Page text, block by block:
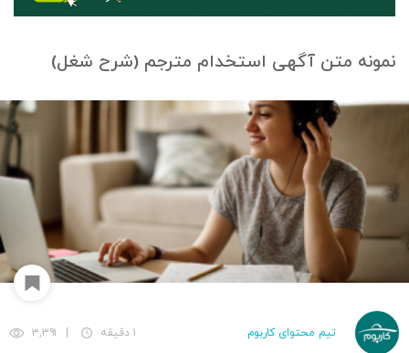
نمونه متن آگهی استخدام مترجم (شرح شغل)
تیم محتوای کاربوم ۱ دقیقه ۳,۳۹۱